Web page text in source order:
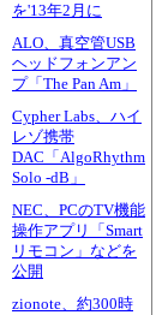
を'13年2月に
ALO、真空管USB
ヘッドフォンアン
プ「The Pan Am」
Cypher Labs、ハイ
レゾ携帯
DAC「AlgoRhythm
Solo -dB」
NEC、PCのTV機能
操作アプリ「Smart
リモコン」などを
公開
zionote、約300時